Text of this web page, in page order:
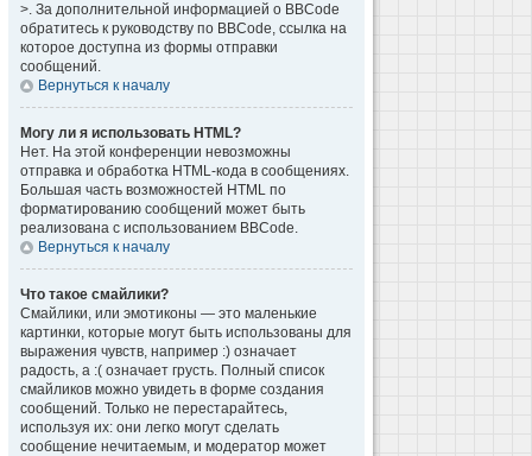
>. За дополнительной информацией о BBCode
обратитесь к руководству по BBCode, ссылка на
которое доступна из формы отправки
сообщений.
Вернуться к началу
Могу ли я использовать HTML?
Нет. На этой конференции невозможны
отправка и обработка HTML-кода в сообщениях.
Большая часть возможностей HTML по
форматированию сообщений может быть
реализована с использованием BBCode.
Вернуться к началу
Что такое смайлики?
Смайлики, или эмотиконы — это маленькие
картинки, которые могут быть использованы для
выражения чувств, например :) означает
радость, а :( означает грусть. Полный список
смайликов можно увидеть в форме создания
сообщений. Только не перестарайтесь,
используя их: они легко могут сделать
сообщение нечитаемым, и модератор может